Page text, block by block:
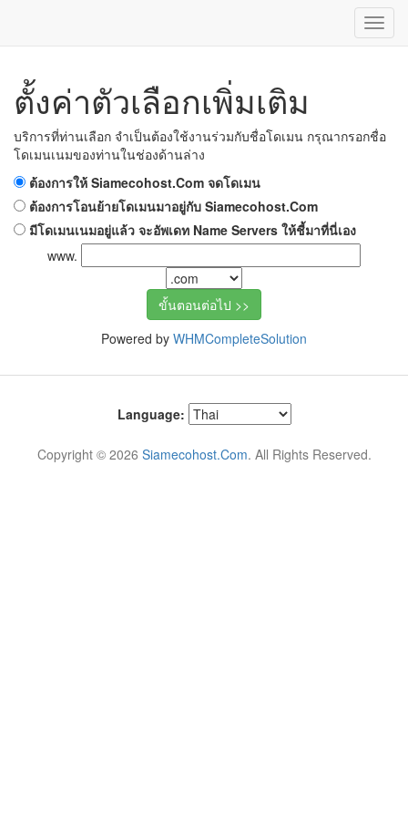
ตั้งค่าตัวเลือกเพิ่มเติม
บริการที่ท่านเลือก จำเป็นต้องใช้งานร่วมกับชื่อโดเมน กรุณากรอกชื่อ
โดเมนเนมของท่านในช่องด้านล่าง
ต้องการให้ Siamecohost.Com จดโดเมน
ต้องการโอนย้ายโดเมนมาอยู่กับ Siamecohost.Com
มีโดเมนเนมอยู่แล้ว จะอัพเดท Name Servers ให้ชี้มาที่นี่เอง
www.
Powered by WHMCompleteSolution
Language:
Copyright © 2026 Siamecohost.Com. All Rights Reserved.